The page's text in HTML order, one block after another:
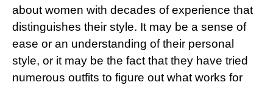
about women with decades of experience that
distinguishes their style. It may be a sense of
ease or an understanding of their personal
style, or it may be the fact that they have tried
numerous outfits to figure out what works for